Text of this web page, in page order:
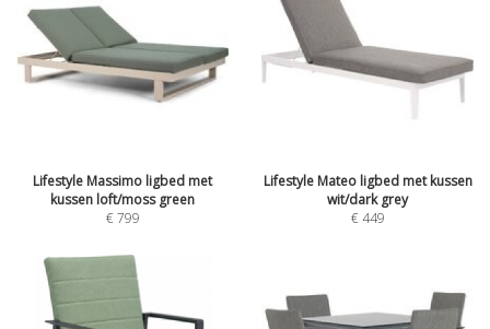
Lifestyle Massimo ligbed met
kussen loft/moss green
€799
Lifestyle Mateo ligbed met kussen
wit/dark grey
€449